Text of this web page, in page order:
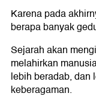
Karena pada
berapa banyak
Sejarah akan
melahirkan
lebih beradab, dan
keberagaman.